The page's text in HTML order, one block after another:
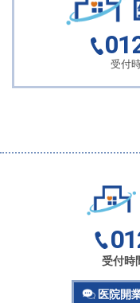
受付
受付時
医院開